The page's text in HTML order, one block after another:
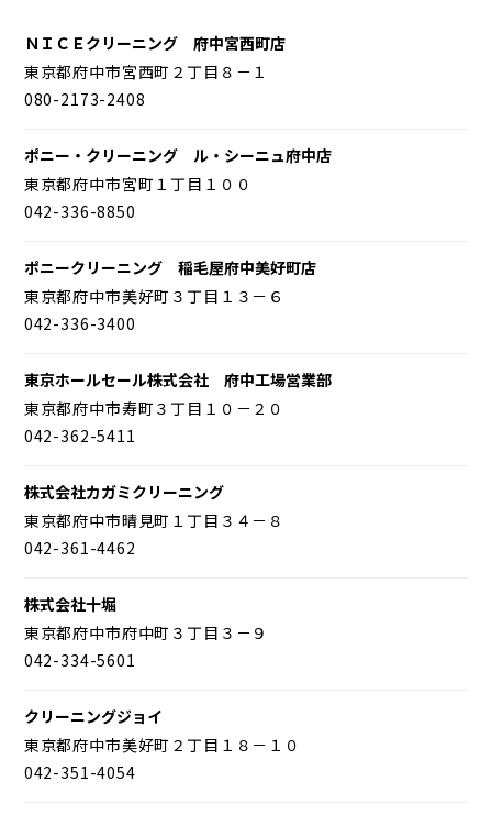
ＮＩＣＥクリーニング 府中宮西町店
東京都府中市宮西町２丁目８－１
080-2173-2408
ポニー・クリーニング ル・シーニュ府中店
東京都府中市宮町１丁目１００
042-336-8850
ポニークリーニング 稲毛屋府中美好町店
東京都府中市美好町３丁目１３－６
042-336-3400
東京ホールセール株式会社 府中工場営業部
東京都府中市寿町３丁目１０－２０
042-362-5411
株式会社カガミクリーニング
東京都府中市晴見町１丁目３４－８
042-361-4462
株式会社十堀
東京都府中市府中町３丁目３－９
042-334-5601
クリーニングジョイ
東京都府中市美好町２丁目１８－１０
042-351-4054